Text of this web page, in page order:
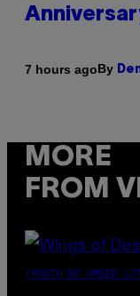
7 hours agoBy
MORE
FROM
(PHOTO BY AMBER